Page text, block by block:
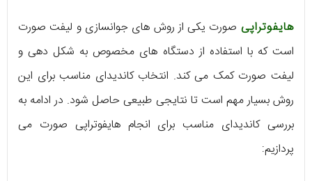
هایفوتراپی صورت یکی از روش های جوانسازی و لیفت صورت
است که با استفاده از دستگاه های مخصوص به شکل دهی و
لیفت صورت کمک می کند. انتخاب کاندیدای مناسب برای این
روش بسیار مهم است تا نتایجی طبیعی حاصل شود. در ادامه به
بررسی کاندیدای مناسب برای انجام هایفوتراپی صورت می
پردازیم: